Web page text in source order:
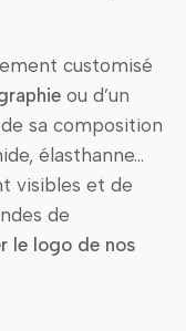
customisé
ou d’un
sa composition
élasthanne…
visibles et de
de
le logo de nos